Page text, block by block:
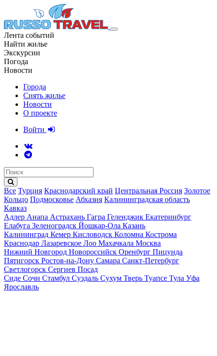
Лента событий
Найти жилье
Экскурсии
Погода
Новости
Города
Снять жилье
Новости
О проекте
Войти
Все Турция Краснодарский край Центральная Россия Золотое
Кольцо Подмосковье Абхазия Калининградская область
Кавказ
Адлер Анапа Астрахань Гагра Геленджик Екатеринбург
Елабуга Зеленоградск Йошкар-Ола Казань
Калининград Кемер Кисловодск Коломна Кострома
Краснодар Лазаревское Лоо Махачкала Москва
Нижний Новгород Новороссийск Оренбург Пицунда
Пятигорск Ростов-на-Дону Самара Санкт-Петербург
Светлогорск Сергиев Посад
Сиде Сочи Стамбул Суздаль Сухум Тверь Туапсе Тула Уфа
Ярославль